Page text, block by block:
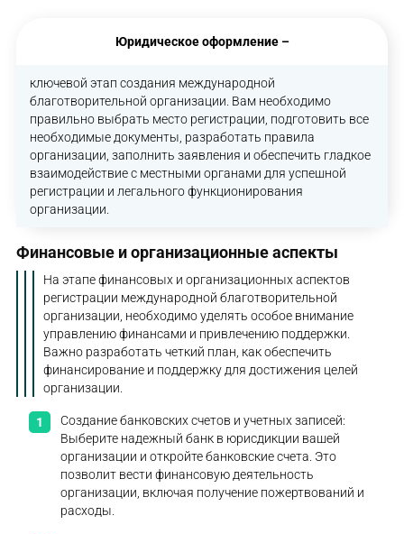
Юридическое оформление –
ключевой этап создания международной
благотворительной организации. Вам необходимо
правильно выбрать место регистрации, подготовить все
необходимые документы, разработать правила
организации, заполнить заявления и обеспечить гладкое
взаимодействие с местными органами для успешной
регистрации и легального функционирования
организации.
Финансовые и организационные аспекты
На этапе финансовых и организационных аспектов
регистрации международной благотворительной
организации, необходимо уделять особое внимание
управлению финансами и привлечению поддержки.
Важно разработать четкий план, как обеспечить
финансирование и поддержку для достижения целей
организации.
Создание банковских счетов и учетных записей:
Выберите надежный банк в юрисдикции вашей
организации и откройте банковские счета. Это
позволит вести финансовую деятельность
организации, включая получение пожертвований и
расходы.